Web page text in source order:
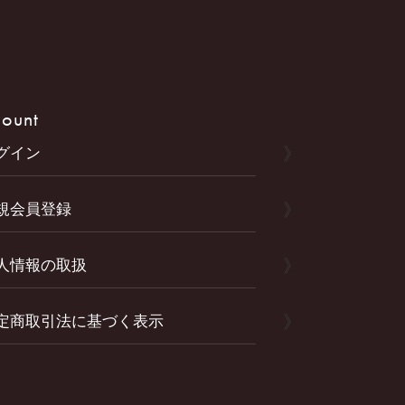
イン
会員登録
情報の取扱
商取引法に基づく表示